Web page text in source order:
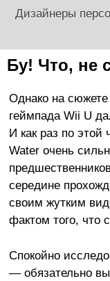
Дизайнеры
Бу! Что, не
Однако на
геймпада Wii U
И как раз по этой
Water очень
середине
своим жутким
фактом того, что
Спокойно
— обязательно